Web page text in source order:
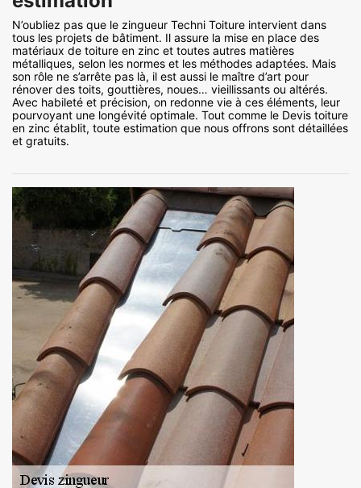
N’oubliez pas que le zingueur Techni Toiture intervient dans
tous les projets de bâtiment. Il assure la mise en place des
matériaux de toiture en zinc et toutes autres matières
métalliques, selon les normes et les méthodes adaptées. Mais
son rôle ne s’arrête pas là, il est aussi le maître d’art pour
rénover des toits, gouttières, noues… vieillissants ou altérés.
Avec habileté et précision, on redonne vie à ces éléments, leur
pourvoyant une longévité optimale. Tout comme le Devis toiture
en zinc établit, toute estimation que nous offrons sont détaillées
et gratuits.